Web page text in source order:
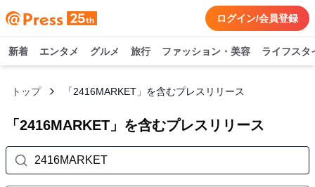
ログイン/会員登録
新着 エンタメ グルメ 旅行 ファッション・美容 ライフスタ
トップ 「2416MARKET」を含むプレスリリース
「2416MARKET」を含むプレスリリース